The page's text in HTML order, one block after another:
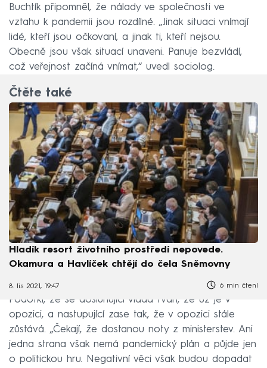
Buchtík připomněl, že nálady ve společnosti ve
vztahu k pandemii jsou rozdílné. „Jinak situaci vnímají
lidé, kteří jsou očkovaní, a jinak ti, kteří nejsou.
Obecně jsou však situací unaveni. Panuje bezvládí,
což veřejnost začíná vnímat,“ uvedl sociolog.
Čtěte také
Hladík resort životního prostředí nepovede.
Okamura a Havlíček chtějí do čela Sněmovny
8. lis 2021, 19:47 6 min čtení
Podotkl, že se dosluhující vláda tváří, že už je v
opozici, a nastupující zase tak, že v opozici stále
zůstává. „Čekají, že dostanou noty z ministerstev. Ani
jedna strana však nemá pandemický plán a půjde jen
o politickou hru. Negativní věci však budou dopadat